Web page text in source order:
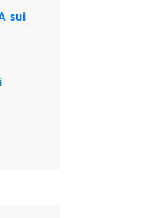
sui